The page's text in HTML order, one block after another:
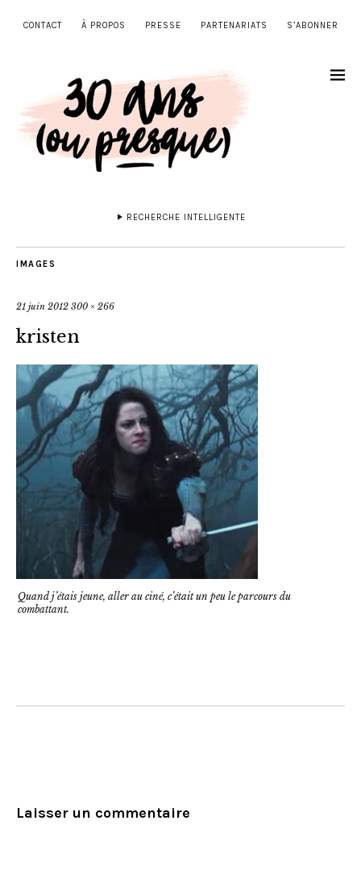
CONTACT À PROPOS PRESSE PARTENARIATS S’ABONNER
RECHERCHE INTELLIGENTE
IMAGES
21 juin 2012 300 × 266
kristen
Quand j’étais jeune, aller au ciné, c’était un peu le parcours du
combattant.
Laisser un commentaire